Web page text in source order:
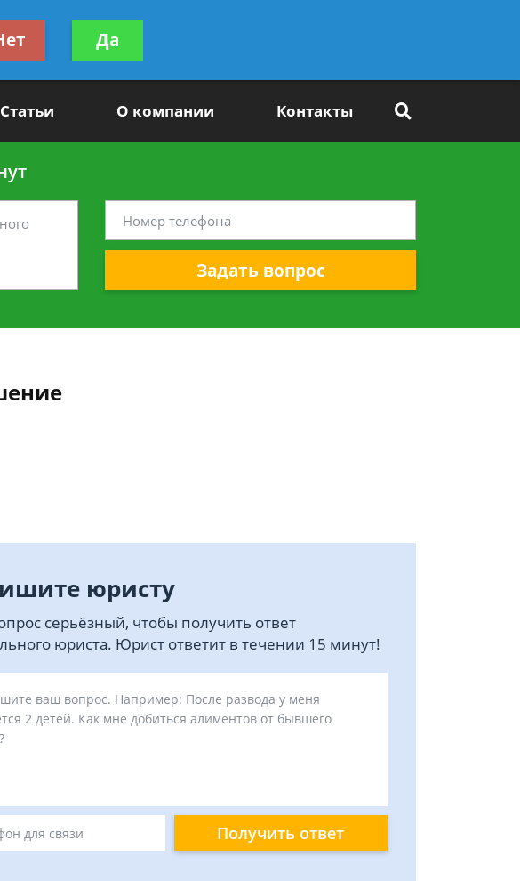
Получите консультацию
бесплатно
Статьи О компании Контакты
Задать вопрос
юристу
серьёзный, чтобы получить ответ
юриста. Юрист ответит в течении 15 минут!
Получить ответ
Да